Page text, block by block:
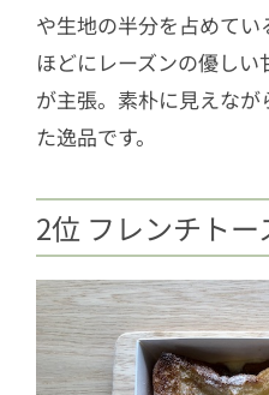
や生地の半分を占めて
ほどにレーズンの優し
が主張。素朴に見えな
た逸品です。
2位 フレンチトー